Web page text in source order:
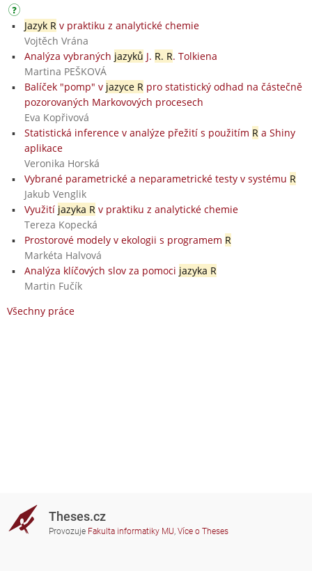
Jazyk R v praktiku z analytické chemie
Vojtěch Vrána
Analýza vybraných jazyků J. R. R. Tolkiena
Martina PEŠKOVÁ
Balíček "pomp" v jazyce R pro statistický odhad na částečně
pozorovaných Markovových procesech
Eva Kopřivová
Statistická inference v analýze přežití s použitím R a Shiny
aplikace
Veronika Horská
Vybrané parametrické a neparametrické testy v systému R
Jakub Venglik
Využití jazyka R v praktiku z analytické chemie
Tereza Kopecká
Prostorové modely v ekologii s programem R
Markéta Halvová
Analýza klíčových slov za pomoci jazyka R
Martin Fučík
Všechny práce
Theses.cz
Provozuje Fakulta informatiky MU, Více o Theses